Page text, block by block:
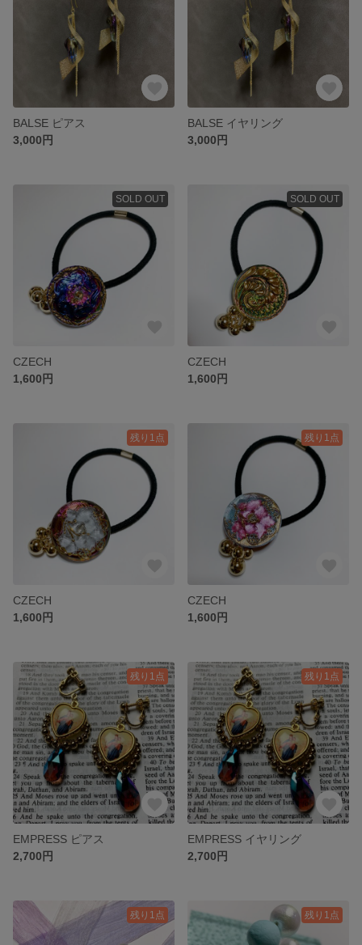
BALSE ピアス
3,000円
BALSE イヤリング
3,000円
SOLD OUT
CZECH
1,600円
SOLD OUT
CZECH
1,600円
残り1点
CZECH
1,600円
残り1点
CZECH
1,600円
残り1点
EMPRESS ピアス
2,700円
残り1点
EMPRESS イヤリング
2,700円
残り1点 残り1点